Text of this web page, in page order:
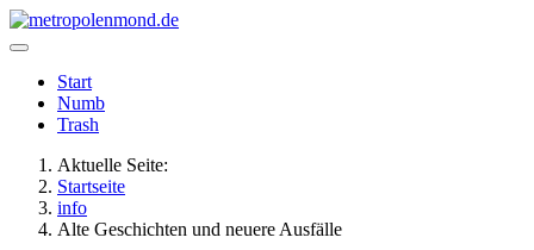
Start
Numb
Trash
Aktuelle Seite:
Startseite
info
Alte Geschichten und neuere Ausfälle